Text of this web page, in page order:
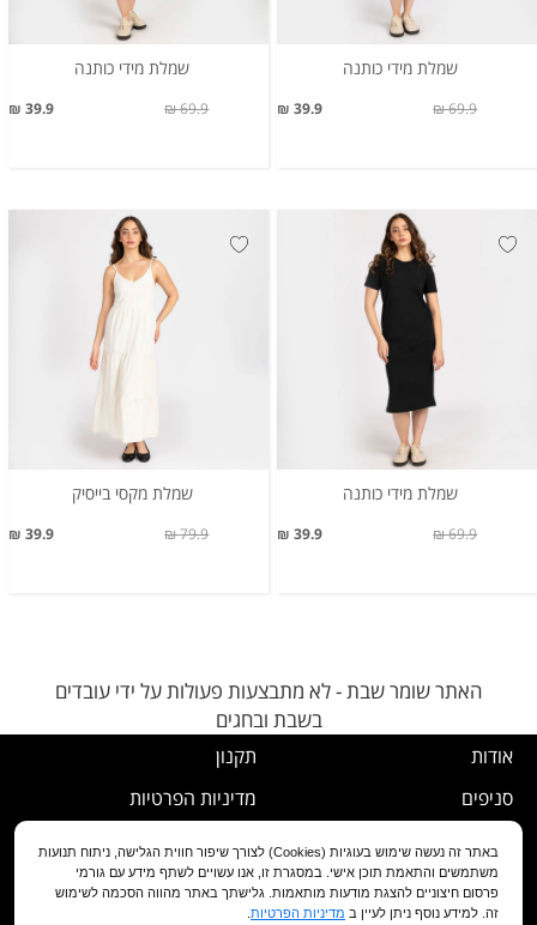
שמלת מידי כותנה
39.9 ₪ 69.9 ₪
שמלת מידי כותנה
39.9 ₪ 69.9 ₪
שמלת מידי כותנה
39.9 ₪ 69.9 ₪
שמלת מקסי בייסיק
39.9 ₪ 79.9 ₪
האתר שומר שבת - לא מתבצעות פעולות על ידי עובדים
בשבת ובחגים
אודות
סניפים
שירות לקוחות
תקנון
מדיניות הפרטיות
נוהל ביטול עסקה
מדיניות החלפה/החזרה/ביטול
באתר זה נעשה שימוש בעוגיות (Cookies) לצורך שיפור חווית הגלישה, ניתוח תנועות
משתמשים והתאמת תוכן אישי. במסגרת זו, אנו עשויים לשתף מידע עם גורמי
פרסום חיצוניים להצגת מודעות מותאמות. גלישתך באתר מהווה הסכמה לשימוש
זה. למידע נוסף ניתן לעיין ב מדיניות הפרטיות